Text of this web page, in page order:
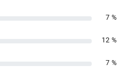
7 %
12 %
7 %